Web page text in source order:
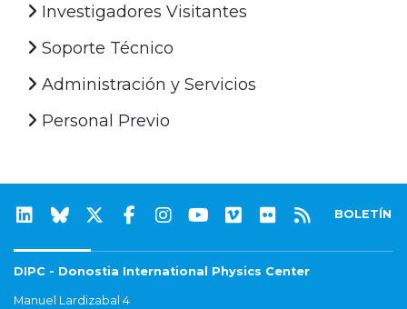
Investigadores Visitantes
Soporte Técnico
Administración y Servicios
Personal Previo
BOLETÍN
DIPC - Donostia International Physics Center
Manuel Lardizabal 4